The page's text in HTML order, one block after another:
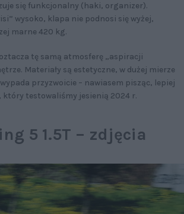
się funkcjonalny (haki, organizer).
wysoko, klapa nie podnosi się wyżej,
marne 420 kg.
tę samą atmosferę „aspiracji
Materiały są estetyczne, w dużej mierze
przyzwoicie – nawiasem pisząc, lepiej
który testowaliśmy jesienią 2024 r.
5 1.5T – zdjęcia